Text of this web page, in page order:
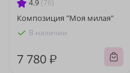
4.9 (76)
Композиция "Моя милая"
В наличии
7 780 ₽